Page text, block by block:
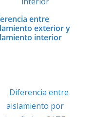
entre
exterior y
interior